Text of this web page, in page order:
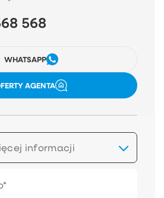
568
WHATSAPP
AGENTA
informacji